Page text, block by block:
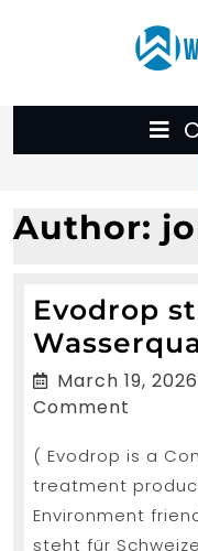
Author:
Evodrop
March 19, 2026
Comment
( Evodrop is a
treatment
Environment
steht für